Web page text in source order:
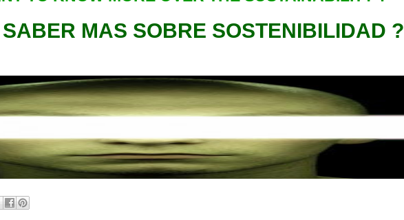
MAS SOBRE SOSTENIBILIDAD ?